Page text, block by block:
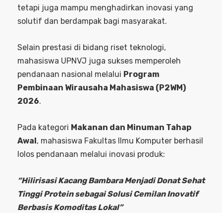
tetapi juga mampu menghadirkan inovasi yang
solutif dan berdampak bagi masyarakat.
Selain prestasi di bidang riset teknologi,
mahasiswa UPNVJ juga sukses memperoleh
pendanaan nasional melalui Program
Pembinaan Wirausaha Mahasiswa (P2WM)
2026.
Pada kategori Makanan dan Minuman Tahap
Awal , mahasiswa Fakultas Ilmu Komputer berhasil
lolos pendanaan melalui inovasi produk:
“Hilirisasi Kacang Bambara Menjadi Donat Sehat
Tinggi Protein sebagai Solusi Cemilan Inovatif
Berbasis Komoditas Lokal”